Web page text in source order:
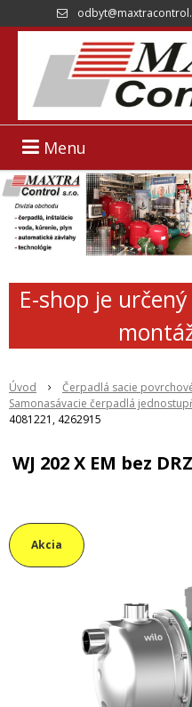
Menu
E-shop je
Úvod Čerpadlá sacie
Samonasávacie čerpadlá
4081221, 4262915
WJ 202 X EM bez
Akcia